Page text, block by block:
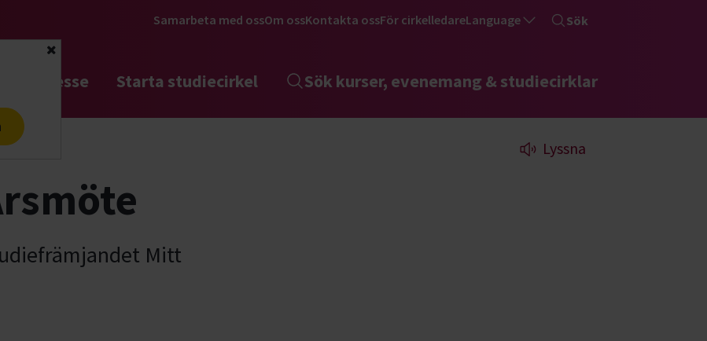
Stäng
Samarbeta med ossOm ossKontakta ossFör cirkelledareLanguage Sök
intresse Starta studiecirkel Sök kurser, evenemang & studiecirklar
Lyssna
Mitt